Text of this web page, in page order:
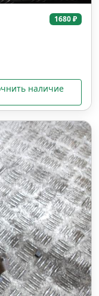
1680 ₽
наличие